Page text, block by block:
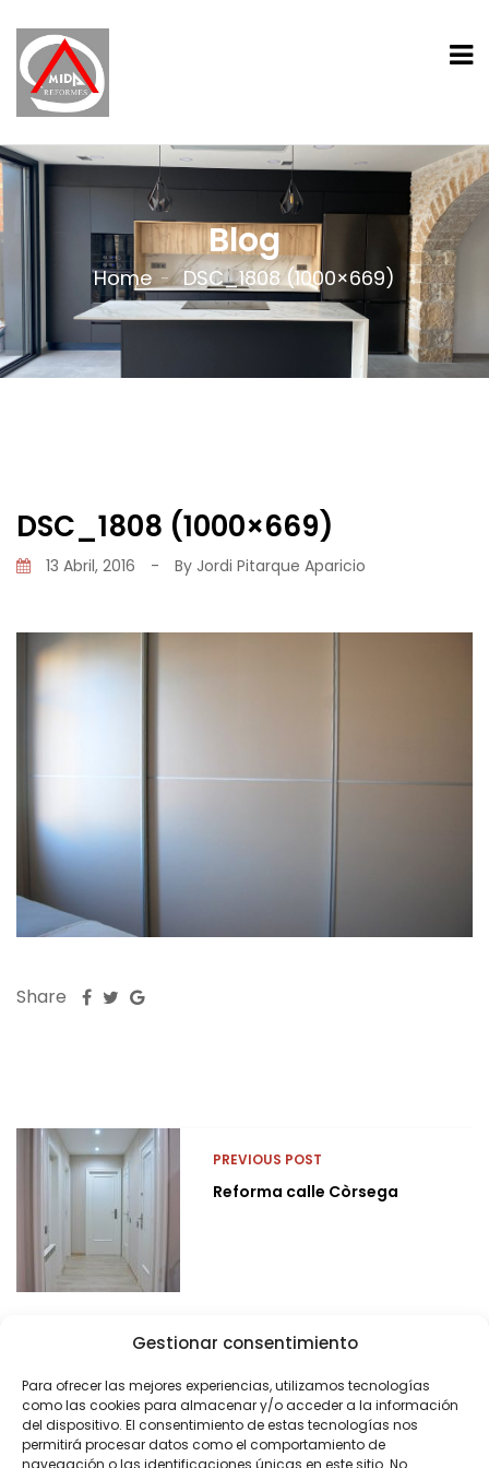
Gestionar consentimiento
Para ofrecer las mejores experiencias, utilizamos tecnologías
como las cookies para almacenar y/o acceder a la información
del dispositivo. El consentimiento de estas tecnologías nos
permitirá procesar datos como el comportamiento de
navegación o las identificaciones únicas en este sitio. No
Blog
Home DSC_1808 (1000×669)
DSC_1808 (1000×669)
13 Abril, 2016 - By Jordi Pitarque Aparicio
Share
PREVIOUS POST
Reforma calle Còrsega